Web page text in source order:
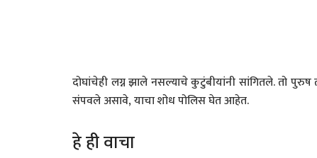
दोघांचेही लग्न झाले नसल्याचे कुटुंबीयांनी सांगितले. तो पुरुष
संपवले असावे, याचा शोध पोलिस घेत आहेत.
हे ही वाचा